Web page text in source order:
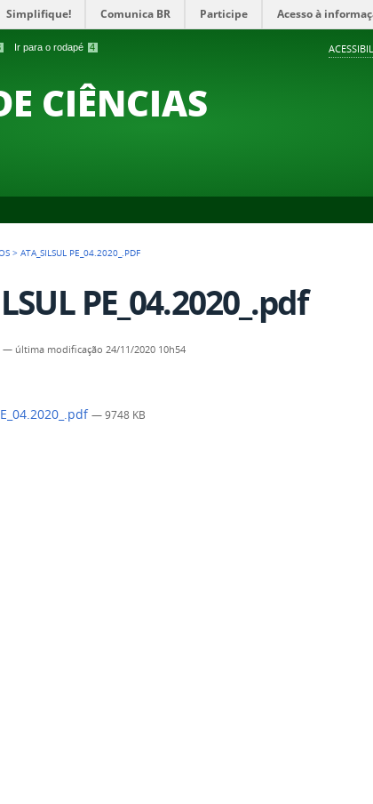
Ir para o rodapé 4
Simplifique! Comunica BR Participe Acesso à
CIÊNCIAS
>ATA_SILSUL PE_04.2020_.PDF
PE_04.2020_.pdf
— última modificação 24/11/2020 10h54
— 9748 KB